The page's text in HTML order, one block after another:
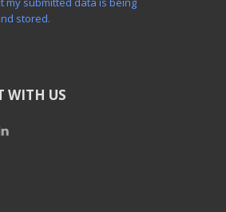
stored.
WITH US